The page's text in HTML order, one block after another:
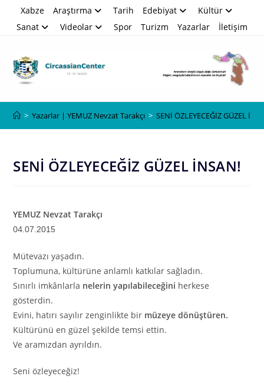
Xabze Araştırma Tarih Edebiyat
Kültür
Sanat
Videolar Spor Turizm Yazarlar İletişim
> Yazarlar | YEMUZ Nevzat Tarakçı > SENİ ÖZLEYECEĞİZ GÜZEL
SENİ ÖZLEYECEĞİZ GÜZEL İNSAN!
YEMUZ Nevzat Tarakçı
04 .07.2015
Mütevazı yaşadın.
Toplumuna, kültürüne anlamlı katkılar sağladın.
Sınırlı imkânlarla nelerin yapılabileceğini herkese
gösterdin.
Evini, hatırı sayılır zenginlikte bir müzeye dönüştüren.
Kültürünü en güzel şekilde temsi ettin.
Ve aramızdan ayrıldın.
Seni özleyeceğiz!